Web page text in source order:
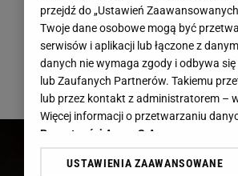
Obecnie ekspres do kawy
sprzęt do parzenia kawy,
filiżanka będzie smakowała
Podpowiadamy.
przejdź do „Ustawień
Twoje dane osobowe mogą być
serwisów i aplikacji lub łączone z
danych nie wymaga zgody i odbywa
lub Zaufanych Partnerów. Takiemu
lub przez kontakt z administratorem –
Więcej informacji o przetwarzaniu
Prywatności Agora S.A.
Klikając „Akceptuję” wyrażasz też
USTAWIENIA ZAAWANSOWANE